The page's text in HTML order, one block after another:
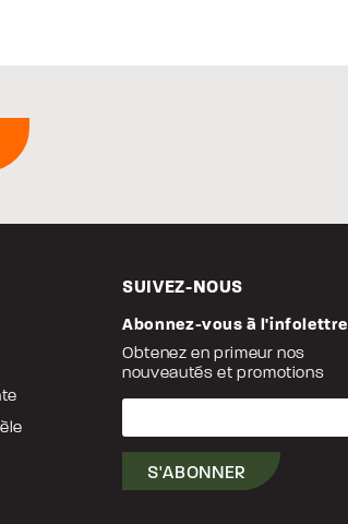
SUIVEZ-NOUS
Abonnez-vous à l'infolettre
Obtenez en primeur nos
nouveautés et promotions
Votre
S'ABONNER